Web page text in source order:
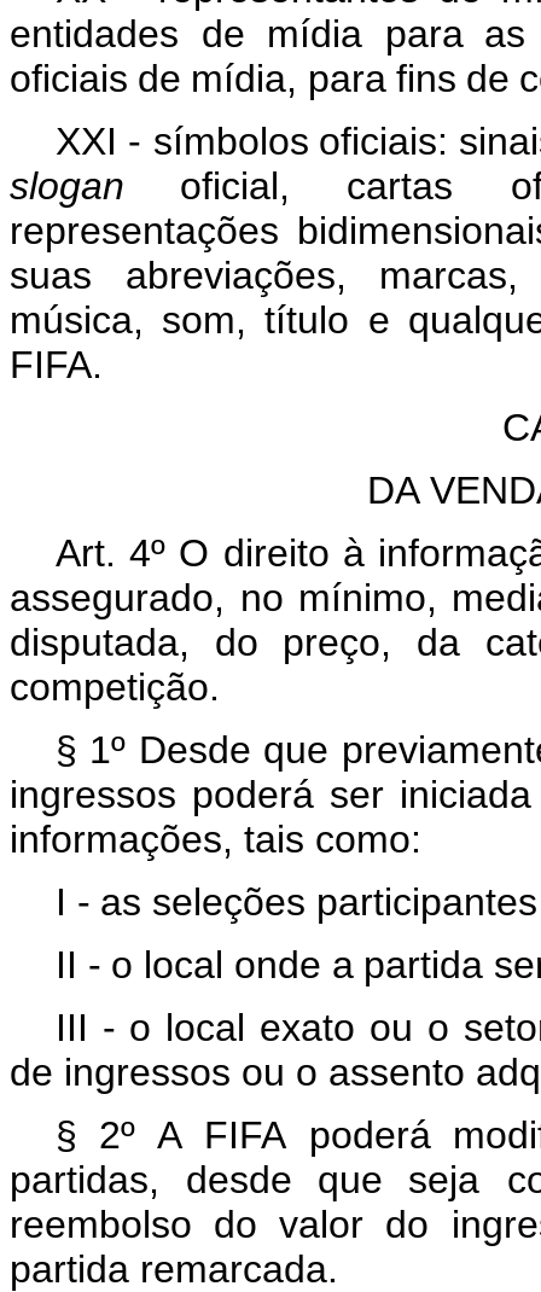
entidades de mídia para as
oficiais de mídia, para fins de
XXI - símbolos oficiais:
slogan
oficial, cartas
representações
suas
abreviações,
música, som, título e
FIFA.
DA
Art. 4º O direito à
assegurado, no mínimo,
disputada,
do preço, da
competição.
§ 1º Desde que
ingressos poderá ser
informações, tais como:
I - as seleções participantes
II - o local onde a partida
III - o local exato ou o
de ingressos ou o assento
§ 2º A FIFA poderá
partidas,
desde que
seja
reembolso do valor do
partida remarcada.